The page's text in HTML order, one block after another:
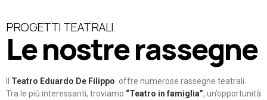
PROGETTI TEATRALI
Le nostre rassegne
Teatro Eduardo De Filippo offre numerose rassegne teatrali.
Tra le più interessanti, troviamo “Teatro in famiglia”, un’opportunità